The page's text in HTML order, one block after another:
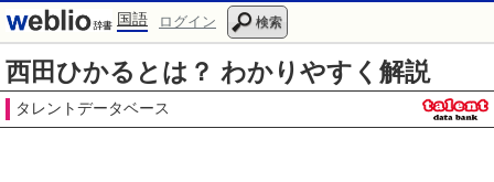
国語 ログイン 検索
西田ひかるとは？ わかりやすく解説
タレントデータベース